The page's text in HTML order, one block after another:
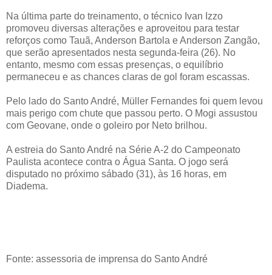
Na última parte do treinamento, o técnico Ivan Izzo
promoveu diversas alterações e aproveitou para testar
reforços como Tauã, Anderson Bartola e Anderson Zangão,
que serão apresentados nesta segunda-feira (26). No
entanto, mesmo com essas presenças, o equilíbrio
permaneceu e as chances claras de gol foram escassas.
Pelo lado do Santo André, Müller Fernandes foi quem levou
mais perigo com chute que passou perto. O Mogi assustou
com Geovane, onde o goleiro por Neto brilhou.
A estreia do Santo André na Série A-2 do Campeonato
Paulista acontece contra o Água Santa. O jogo será
disputado no próximo sábado (31), às 16 horas, em
Diadema.
Fonte: assessoria de imprensa do Santo André